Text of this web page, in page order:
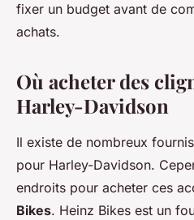
fixer un budget avant de
achats.
Où acheter des
Harley-Davidson
Il existe de nombreux
pour Harley-Davidson.
endroits pour acheter ces
Bikes. Heinz Bikes est un